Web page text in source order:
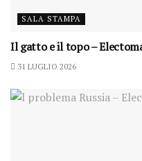
SALA STAMPA
Il gatto e il topo –
31 LUGLIO 2026